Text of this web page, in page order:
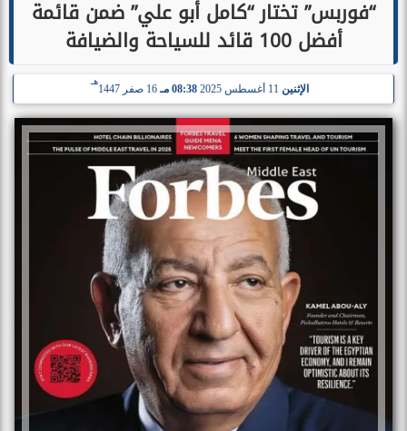
“فوربس” تختار “كامل أبو علي” ضمن قائمة
أفضل 100 قائد للسياحة والضيافة
الإثنين 08:38 مـ 16 صفر 1447
هـ